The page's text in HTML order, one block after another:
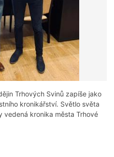
Trhových Svinů zapíše jako
kronikářství. Světlo světa
kronika města Trhové